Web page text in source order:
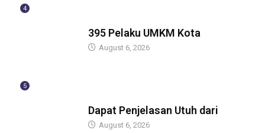
4
395 Pelaku UMKM Kota
August 6, 2026
5
Dapat Penjelasan Utuh dari
August 6, 2026